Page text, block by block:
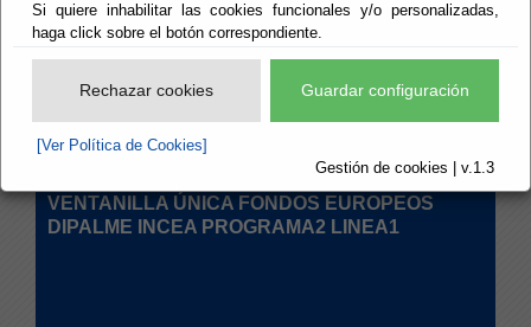
Si quiere inhabilitar las cookies funcionales y/o personalizadas,
haga click sobre el botón correspondiente.
Rechazar cookies Guardar configuración
[Ver Política de Cookies]
Gestión de cookies | v.1.3
INCEA PROGRAMA2 LINEA2
VENTANILLA ÚNICA FONDOS EUROPEOS
DIPALME INCEA PROGRAMA2 LINEA1